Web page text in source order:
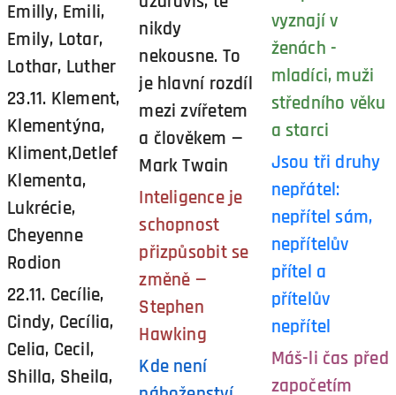
Emilly, Emili,
Emily, Lotar,
Lothar, Luther
23.11. Klement,
Klementýna,
Kliment,Detlef
Klementa,
Lukrécie,
Cheyenne
Rodion
22.11. Cecílie,
Cindy, Cecília,
Celia, Cecil,
Shilla, Sheila,
nikdy
nekousne. To
je hlavní rozdíl
mezi zvířetem
a člověkem —
Mark Twain
Inteligence je
schopnost
přizpůsobit se
změně —
Stephen
Hawking
Kde není
vyznají v
ženách -
mladíci, muži
středního věku
a starci
Jsou tři druhy
nepřátel:
nepřítel sám,
nepřítelův
přítel a
přítelův
nepřítel
Máš-li čas před
započetím